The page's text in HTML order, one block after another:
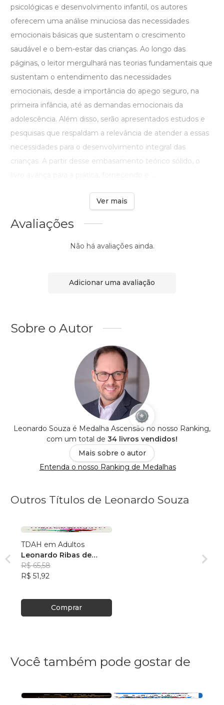
psicológicas e desenvolvimento infantil, os autores
oferecem uma análise minuciosa das necessidades
emocionais básicas que sustentam o crescimento
saudável e o bem-estar das crianças. Ao longo das
páginas, o leitor mergulhará nas teorias fundamentais que
sustentam o entendimento das necessidades
emocionais, desde a importância do apego seguro, na
primeira infância, até as demandas emocionais da
adolescência. Além disso, serão apresentados estudos e
pesquisas que respaldam a relevância de atender a essas
necessidades para o desenvolvimento integral das
crianças. A partir desse embasamento teórico sólido, o
Ver mais
Avaliações
Não há avaliações ainda.
Adicionar uma avaliação
Sobre o Autor
Leonardo Souza é Medalha Ascensão no nosso Ranking,
com um total de 34 livros vendidos!
Mais sobre o autor
Entenda o nosso Ranking de Medalhas
Outros Títulos de Leonardo Souza
TDAH em Adultos
Leonardo Ribas de
Souza
R$ 65,58
R$ 51,92
Comprar
Você também pode gostar de